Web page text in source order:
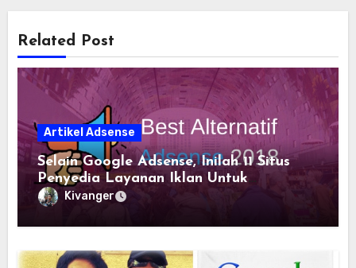
Related Post
Artikel Adsense
Selain Google Adsense, Inilah 11 Situs
Penyedia Layanan Iklan Untuk
Menghasilkan Uang Dari Blog
Kivanger